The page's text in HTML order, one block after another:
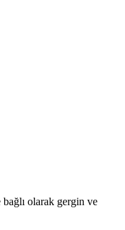
olarak gergin ve